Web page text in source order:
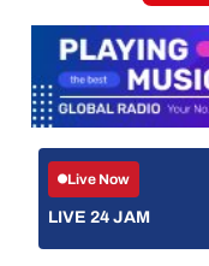
Live Now
LIVE 24 JAM